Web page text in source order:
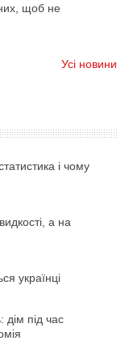
щоб не
Усі новини
і чому
а на
українці
дім під час